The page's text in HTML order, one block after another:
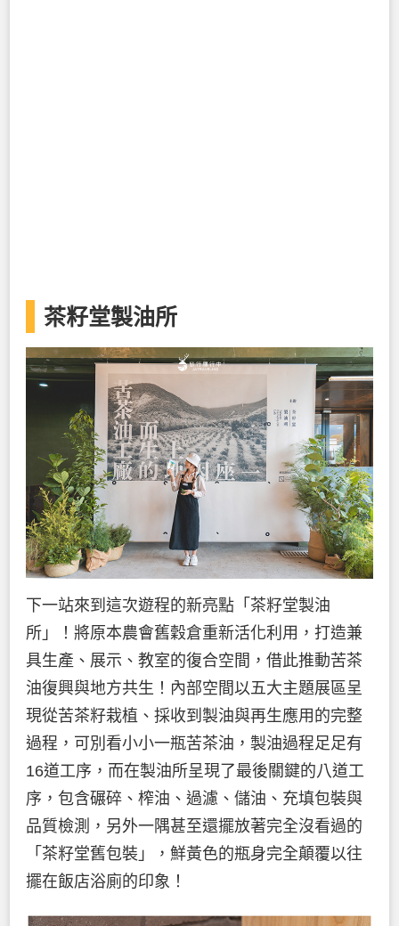
茶籽堂製油所
下一站來到這次遊程的新亮點「茶籽堂製油
所」！將原本農會舊穀倉重新活化利用，打造兼
具生產、展示、教室的復合空間，借此推動苦茶
油復興與地方共生！內部空間以五大主題展區呈
現從苦茶籽栽植、採收到製油與再生應用的完整
過程，可別看小小一瓶苦茶油，製油過程足足有
16道工序，而在製油所呈現了最後關鍵的八道工
序，包含碾碎、榨油、過濾、儲油、充填包裝與
品質檢測，另外一隅甚至還擺放著完全沒看過的
「茶籽堂舊包裝」，鮮黃色的瓶身完全顛覆以往
擺在飯店浴廁的印象！